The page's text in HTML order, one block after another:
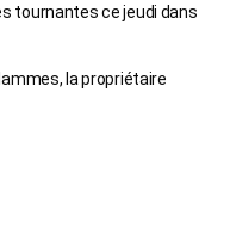
tournantes ce jeudi dans
la propriétaire